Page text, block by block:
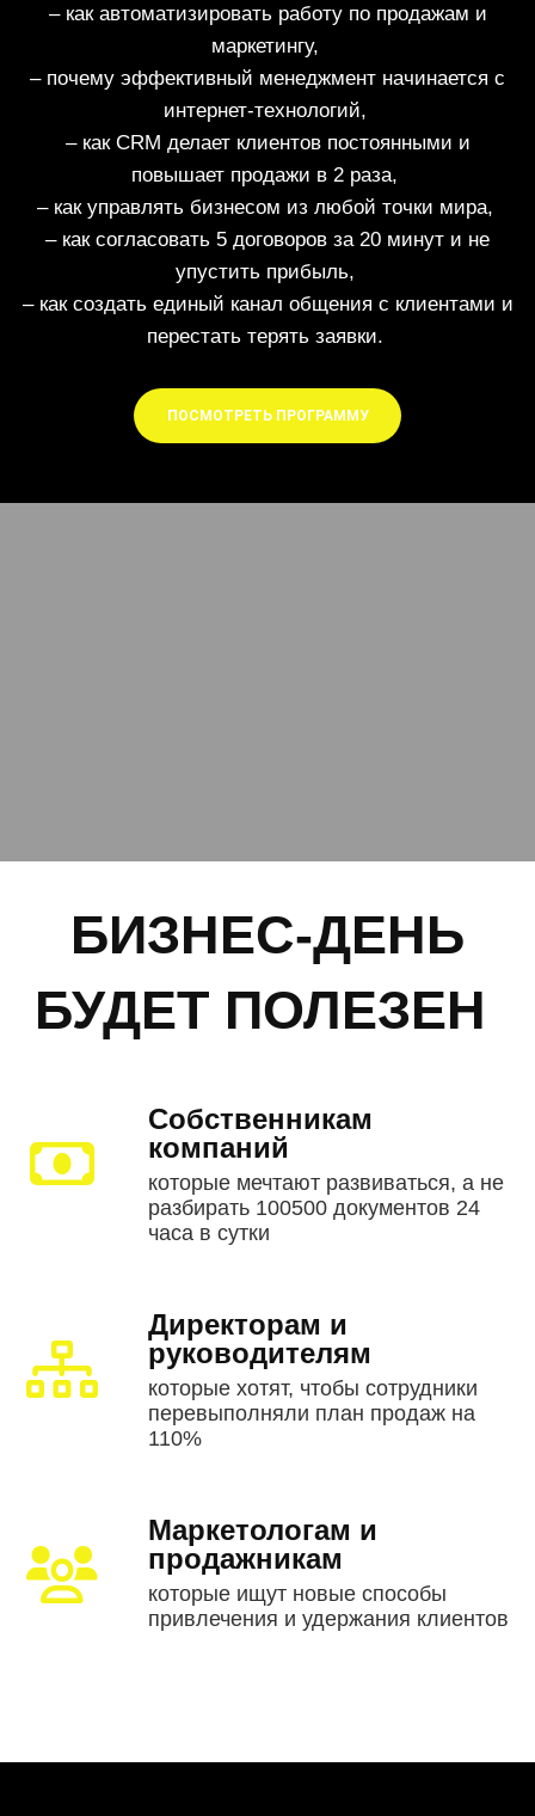
– как автоматизировать работу по продажам и
маркетингу,
– почему эффективный менеджмент начинается с
интернет-технологий,
– как CRM делает клиентов постоянными и
повышает продажи в 2 раза,
– как управлять бизнесом из любой точки мира,
– как согласовать 5 договоров за 20 минут и не
упустить прибыль,
– как создать единый канал общения с клиентами и
перестать терять заявки.
ПОСМОТРЕТЬ ПРОГРАММУ
БИЗНЕС-ДЕНЬ
БУДЕТ ПОЛЕЗЕН
Собственникам
компаний
которые мечтают развиваться, а не
разбирать 100500 документов 24
часа в сутки
Директорам и
руководителям
которые хотят, чтобы сотрудники
перевыполняли план продаж на
110%
Маркетологам и
продажникам
которые ищут новые способы
привлечения и удержания клиентов